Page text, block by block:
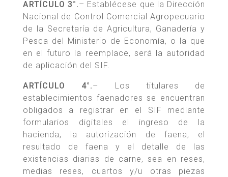
ARTÍCULO 3°.– Establécese que la Dirección
Nacional de Control Comercial Agropecuario
de la Secretaría de Agricultura, Ganadería y
Pesca del Ministerio de Economía, o la que
en el futuro la reemplace, será la autoridad
de aplicación del SIF.
ARTÍCULO 4°.– Los titulares de
establecimientos faenadores se encuentran
obligados a registrar en el SIF mediante
formularios digitales el ingreso de la
hacienda, la autorización de faena, el
resultado de faena y el detalle de las
existencias diarias de carne, sea en reses,
medias reses, cuartos y/u otras piezas